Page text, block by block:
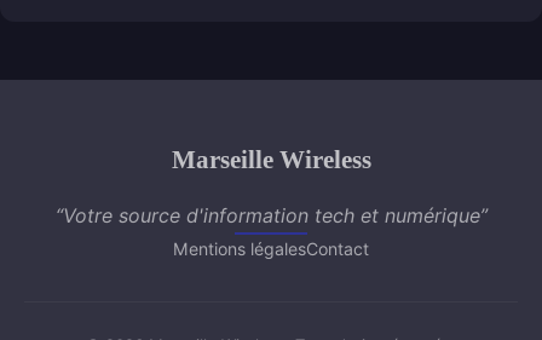
Marseille Wireless
“Votre source d'information tech et numérique”
Mentions légalesContact